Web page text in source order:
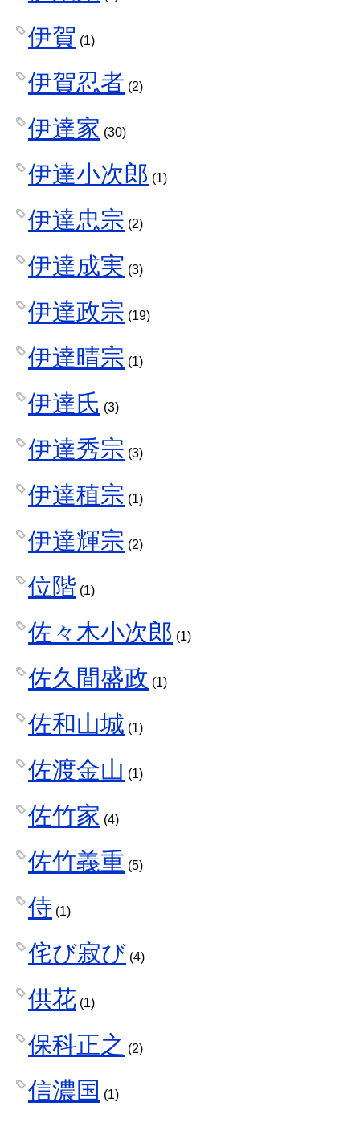
伊賀 (1)
伊賀忍者 (2)
伊達家 (30)
伊達小次郎 (1)
伊達忠宗 (2)
伊達成実 (3)
伊達政宗 (19)
伊達晴宗 (1)
伊達氏 (3)
伊達秀宗 (3)
伊達稙宗 (1)
伊達輝宗 (2)
位階 (1)
佐々木小次郎 (1)
佐久間盛政 (1)
佐和山城 (1)
佐渡金山 (1)
佐竹家 (4)
佐竹義重 (5)
侍 (1)
侘び寂び (4)
供花 (1)
保科正之 (2)
信濃国 (1)